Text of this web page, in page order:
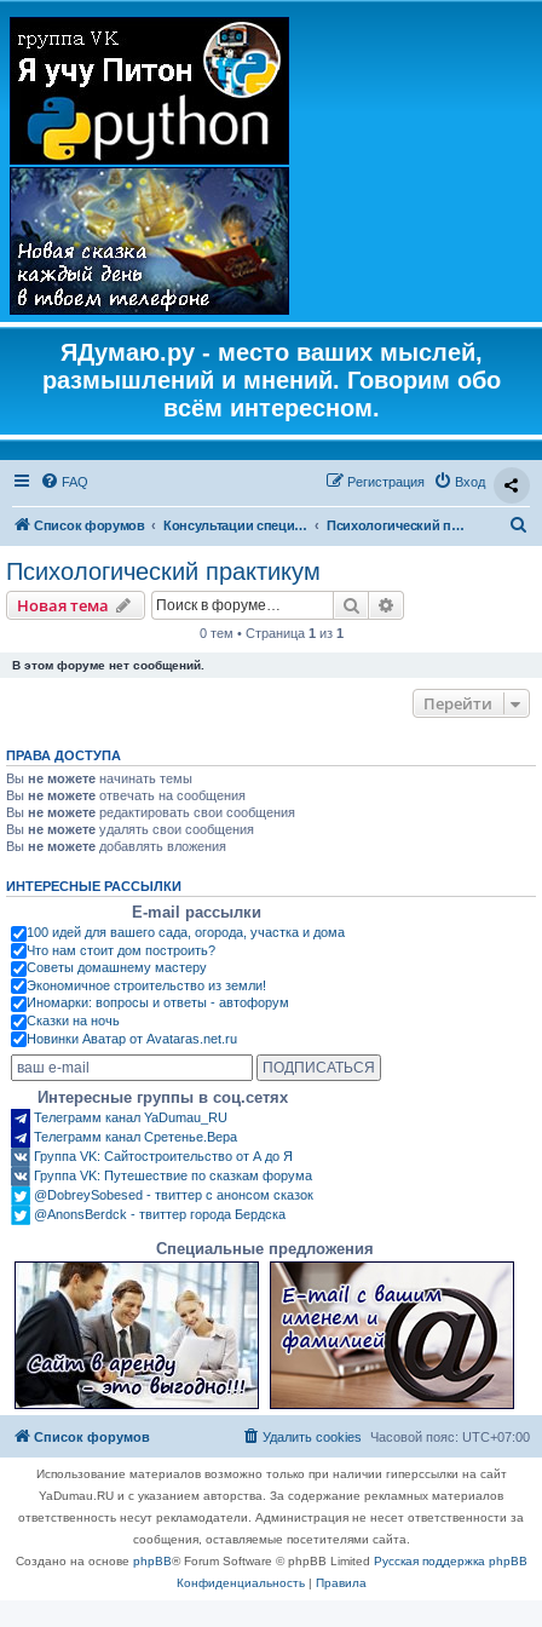
ЯДумаю.ру - место ваших мыслей,
размышлений и мнений. Говорим обо
всём интересном.
FAQ Вход
Регистрация
Список форумов Консультации специалистов Психологический практикум
Психологический практикум
Новая тема Поиск
0 тем • Страница 1 из 1
В этом форуме нет сообщений.
Перейти
ПРАВА ДОСТУПА
Вы не можете начинать темы
Вы не можете отвечать на сообщения
Вы не можете редактировать свои сообщения
Вы не можете удалять свои сообщения
Вы не можете добавлять вложения
ИНТЕРЕСНЫЕ РАССЫЛКИ
E-mail рассылки
100 идей для вашего сада, огорода, участка и дома
Что нам стоит дом построить?
Советы домашнему мастеру
Экономичное строительство из земли!
Иномарки: вопросы и ответы - автофорум
Сказки на ночь
Новинки Аватар от Avataras.net.ru
Интересные группы в соц.сетях
Телеграмм канал YaDumau_RU
Телеграмм канал Сретенье.Вера
Группа VK: Сайтостроительство от А до Я
Группа VK: Путешествие по сказкам форума
@DobreySobesed - твиттер с анонсом сказок
@AnonsBerdck - твиттер города Бердска
Специальные предложения
Список форумов Часовой пояс: UTC+07:00
Удалить cookies
Использование материалов возможно только при наличии гиперссылки на сайт
YaDumau.RU и с указанием авторства. За содержание рекламных материалов
ответственность несут рекламодатели. Администрация не несет ответственности за
сообщения, оставляемые посетителями сайта.
Создано на основе phpBB® Forum Software © phpBB Limited Русская поддержка phpBB
Конфиденциальность| Правила